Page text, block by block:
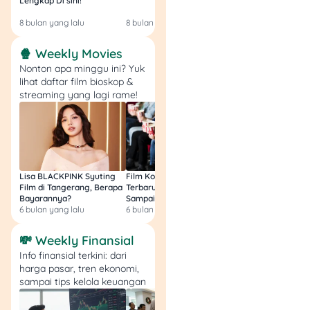
transportasi umum setiap
hari. Tas yang nyaman
akan bantu kamu tetap
produktif tanpa harus
merasa kelelahan bahkan
sebelum sampai kantor.
9. Desain Clean = Lebih
Profesional
Tas dengan desain clean
dan minimalis justru terlihat
lebihmaturedan elegan.
Ornamen berlebihan atau
logo besar bisa
mengalihkan perhatian dan
bikin kamu kelihatan
kurang profesional,
terutama di lingkungan
8 bulan yang lalu 8 bulan yang lalu
🍿 Weekly Movies
Nonton apa minggu ini? Yuk
lihat daftar film bioskop &
streaming yang lagi rame!
Lisa BLACKPINK Syuting
Film di Tangerang, Berapa
Bayarannya?
6 bulan yang lalu
Film Komedi Indonesia
Terbaru 2026, Siap Ngakak
Sampai Sakit Perut!
6 bulan yang lalu
💸 Weekly Finansial
Info finansial terkini: dari
harga pasar, tren ekonomi,
sampai tips kelola keuangan